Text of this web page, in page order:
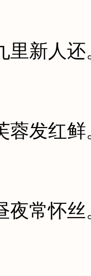
里新人
蓉发红
夜常怀